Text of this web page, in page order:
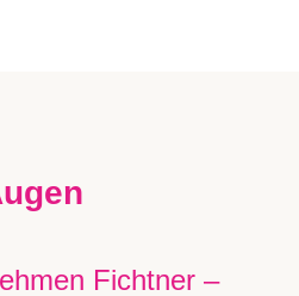
Fichtner –